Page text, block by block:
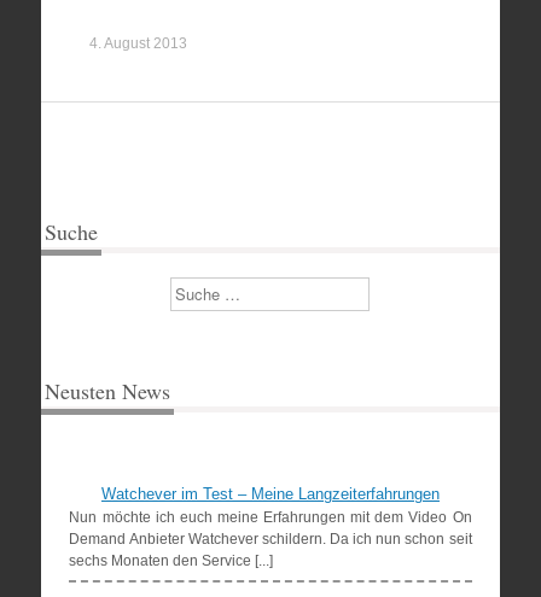
4. August 2013
Suche
Suchen
Neusten News
Watchever im Test – Meine Langzeiterfahrungen
Nun möchte ich euch meine Erfahrungen mit dem Video On
Demand Anbieter Watchever schildern. Da ich nun schon seit
sechs Monaten den Service [...]